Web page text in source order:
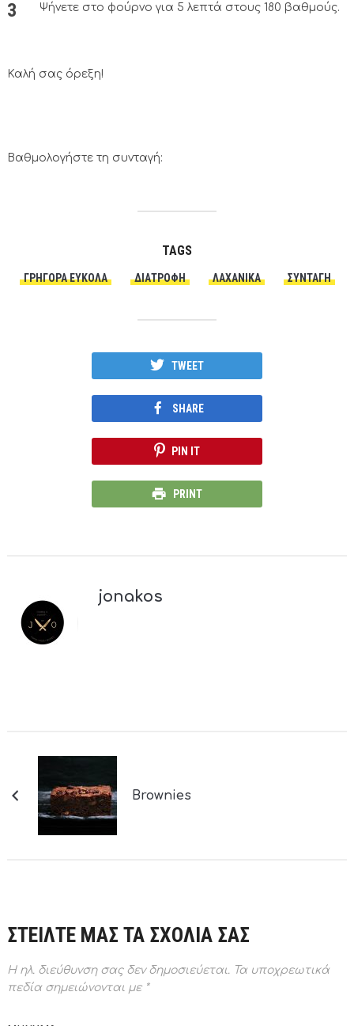
Ψήνετε στο φούρνο για 5 λεπτά στους 180 βαθμούς.
Καλή σας όρεξη!
Βαθμολογήστε τη συνταγή:
TAGS
ΓΡΉΓΟΡΑ ΕΎΚΟΛΑ ΔΙΑΤΡΟΦΗ ΛΑΧΑΝΙΚΆ ΣΥΝΤΑΓΗ
TWEET
SHARE
PIN IT
PRINT
jonakos
Brownies
ΣΤΕΙΛΤΕ ΜΑΣ ΤΑ ΣΧΟΛΙΑ ΣΑΣ
Η ηλ. διεύθυνση σας δεν δημοσιεύεται. Τα υποχρεωτικά
πεδία σημειώνονται με *